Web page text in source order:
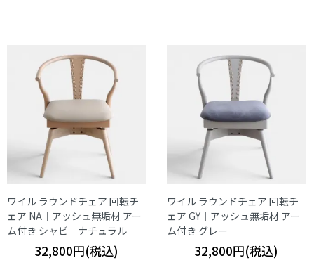
ワイル ラウンドチェア 回転チ
ェア NA｜アッシュ無垢材 アー
ム付き シャビ―ナチュラル
32,800円(税込)
ワイル ラウンドチェア 回転チ
ェア GY｜アッシュ無垢材 アー
ム付き グレー
32,800円(税込)